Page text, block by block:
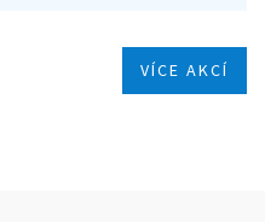
VÍCE AKCÍ